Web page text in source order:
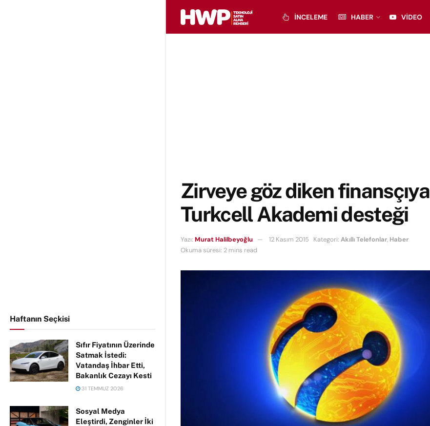
Haftanın Seçkisi
Sıfır Fiyatının Üzerinde
Satmak İstedi:
Vatandaş İhbar Etti,
Bakanlık Cezayı Kesti
31 TEMMUZ 2026
Sosyal Medya
Eleştirdi, Zenginler İki
İNCELEME HABER VIDEO
Zirveye göz diken finansçıya
Turkcell Akademi desteği
Yazı: Murat Halilbeyoğlu 12 Kasım 2015 Kategori: Akıllı Telefonlar, Haber
Okuma süresi: 2 mins read